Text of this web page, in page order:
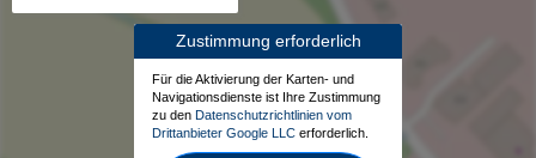
Zustimmung erforderlich
Für die Aktivierung der Karten- und
Navigationsdienste ist Ihre Zustimmung
zu den Datenschutzrichtlinien vom
Drittanbieter Google LLC erforderlich.